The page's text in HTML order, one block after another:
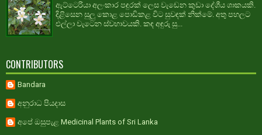
ඇට්ටෙරියා අලංකාර පඳුරක් ලෙස වැඩෙන කුඩා දේශීය ශාකයකි.
දිළිසෙන සුලු කොළ පොඩිකළ විට සුවඳක් නික්මේ. අතු පහලට
එල්ලා වැටෙන ස්වභාවයකි. කඳ අඳුරු සු...
CONTRIBUTORS
Bandara
අනුරාධ පියදාස
අපේ ඔසුපැළ Medicinal Plants of Sri Lanka